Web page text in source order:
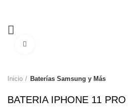
Inicio Baterías Samsung y Más
BATERIA IPHONE 11